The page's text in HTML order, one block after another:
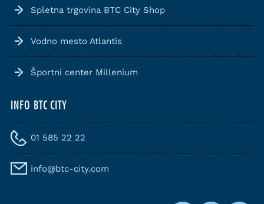
Spletna trgovina BTC City Shop
Vodno mesto Atlantis
Športni center Millenium
INFO BTC CITY
01 585 22 22
info@btc-city.com